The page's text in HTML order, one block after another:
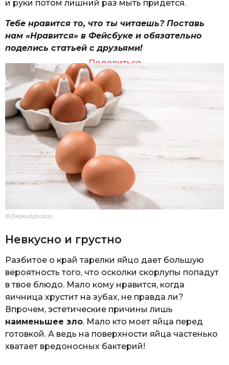
и руки потом лишний раз мыть придется.
Тебе нравится то, что ты читаешь? Поставь
нам «Нравится» в Фейсбуке и обязательно
поделись статьей с друзьями!
Поделиться
© Depositphotos
Невкусно и грустно
Разбитое о край тарелки яйцо дает большую
вероятность того, что осколки скорлупы попадут
в твое блюдо. Мало кому нравится, когда
яичница хрустит на зубах, не правда ли?
Впрочем, эстетические причины лишь
наименьшее зло. Мало кто моет яйца перед
готовкой. А ведь на поверхности яйца частенько
хватает вредоносных бактерий!